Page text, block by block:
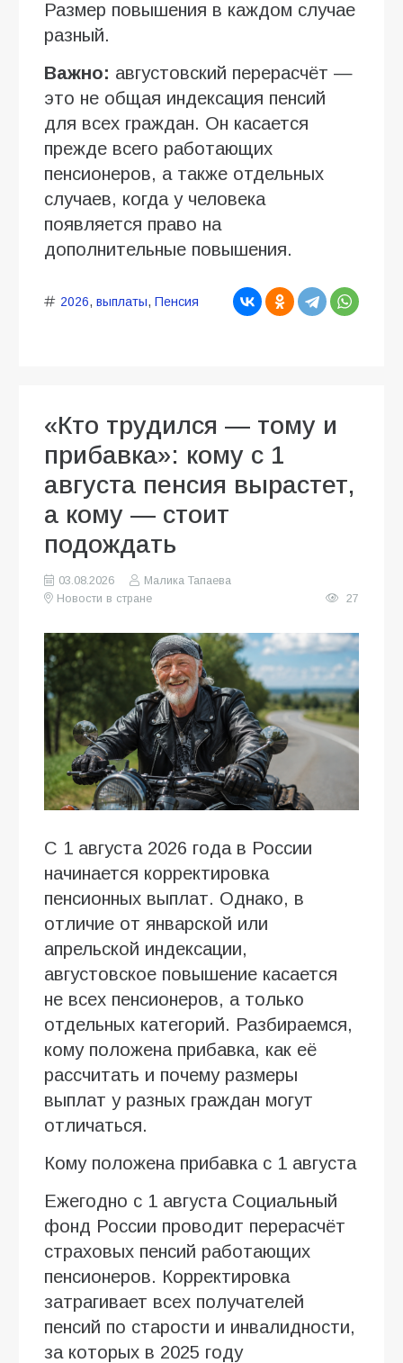
Размер повышения в каждом случае
разный.
Важно: августовский перерасчёт —
это не общая индексация пенсий
для всех граждан. Он касается
прежде всего работающих
пенсионеров, а также отдельных
случаев, когда у человека
появляется право на
дополнительные повышения.
2026, выплаты, Пенсия
«Кто трудился — тому и
прибавка»: кому с 1
августа пенсия вырастет,
а кому — стоит
подождать
03.08.2026
Малика Тапаева
Новости в стране
27
С 1 августа 2026 года в России
начинается корректировка
пенсионных выплат. Однако, в
отличие от январской или
апрельской индексации,
августовское повышение касается
не всех пенсионеров, а только
отдельных категорий. Разбираемся,
кому положена прибавка, как её
рассчитать и почему размеры
выплат у разных граждан могут
отличаться.
Кому положена прибавка с 1 августа
Ежегодно с 1 августа Социальный
фонд России проводит перерасчёт
страховых пенсий работающих
пенсионеров. Корректировка
затрагивает всех получателей
пенсий по старости и инвалидности,
за которых в 2025 году